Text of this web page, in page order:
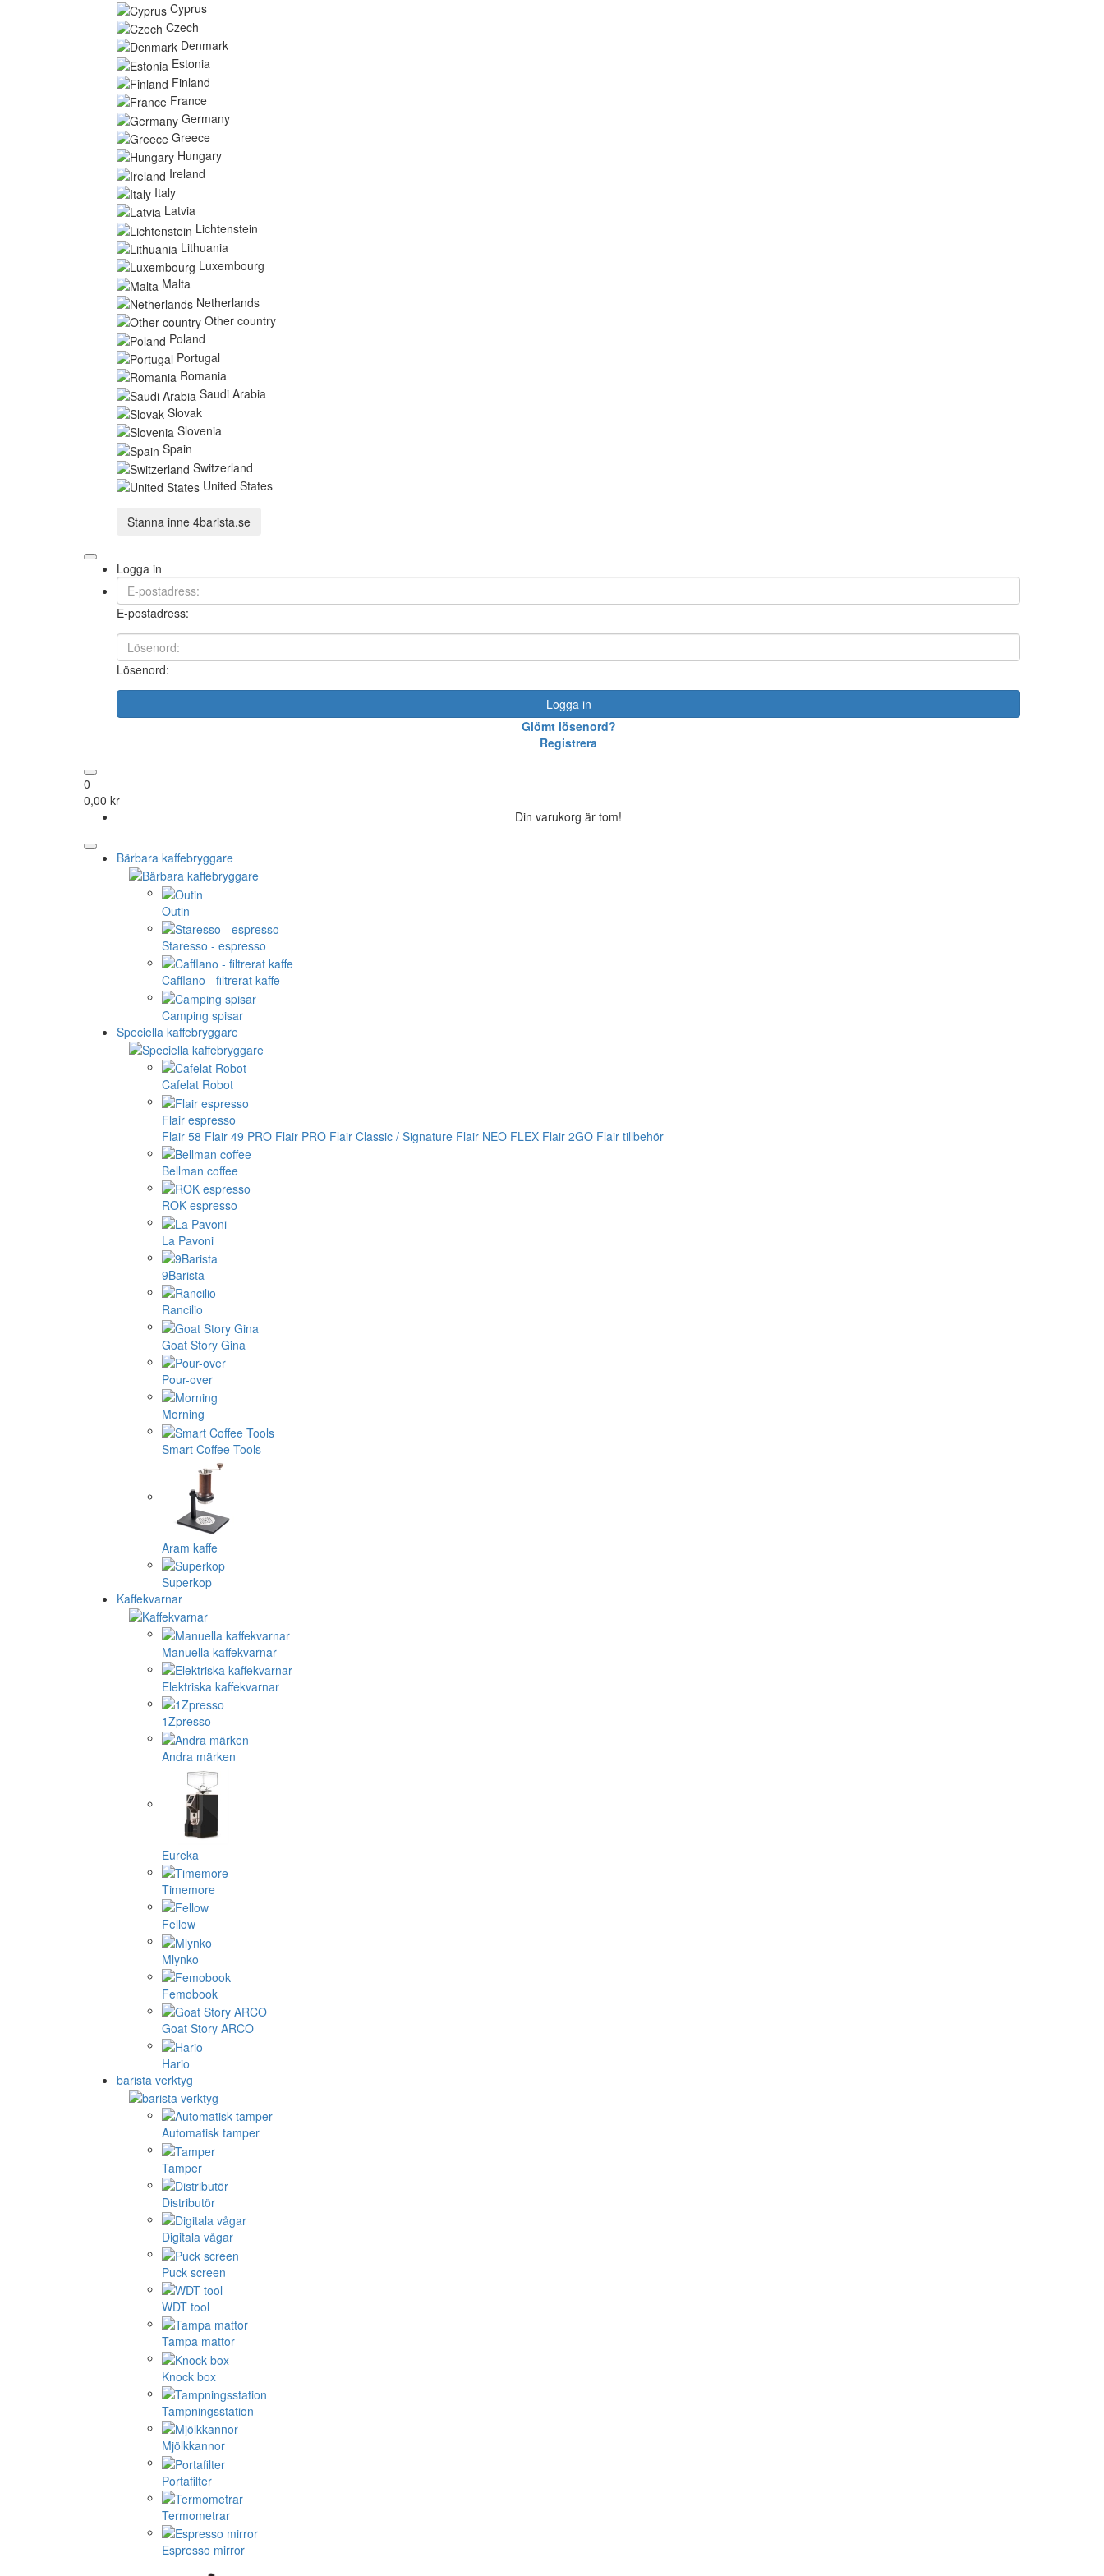
Cyprus
Czech
Denmark
Estonia
Finland
France
Germany
Greece
Hungary
Ireland
Italy
Latvia
Lichtenstein
Lithuania
Luxembourg
Malta
Netherlands
Other country
Poland
Portugal
Romania
Saudi Arabia
Slovak
Slovenia
Spain
Switzerland
United States
Stanna inne 4barista.se
Logga in
E-postadress:
Lösenord:
Logga in
Glömt lösenord?
Registrera
0
0,00 kr
Din varukorg är tom!
Bärbara kaffebryggare
Outin
Staresso - espresso
Cafflano - filtrerat kaffe
Camping spisar
Speciella kaffebryggare
Cafelat Robot
Flair espresso
Flair 58 Flair 49 PRO Flair PRO Flair Classic / Signature Flair NEO FLEX Flair 2GO Flair tillbehör
Bellman coffee
ROK espresso
La Pavoni
9Barista
Rancilio
Goat Story Gina
Pour-over
Morning
Smart Coffee Tools
Aram kaffe
Superkop
Kaffekvarnar
Manuella kaffekvarnar
Elektriska kaffekvarnar
1Zpresso
Andra märken
Eureka
Timemore
Fellow
Mlynko
Femobook
Goat Story ARCO
Hario
barista verktyg
Automatisk tamper
Tamper
Distributör
Digitala vågar
Puck screen
WDT tool
Tampa mattor
Knock box
Tampningsstation
Mjölkkannor
Portafilter
Termometrar
Espresso mirror